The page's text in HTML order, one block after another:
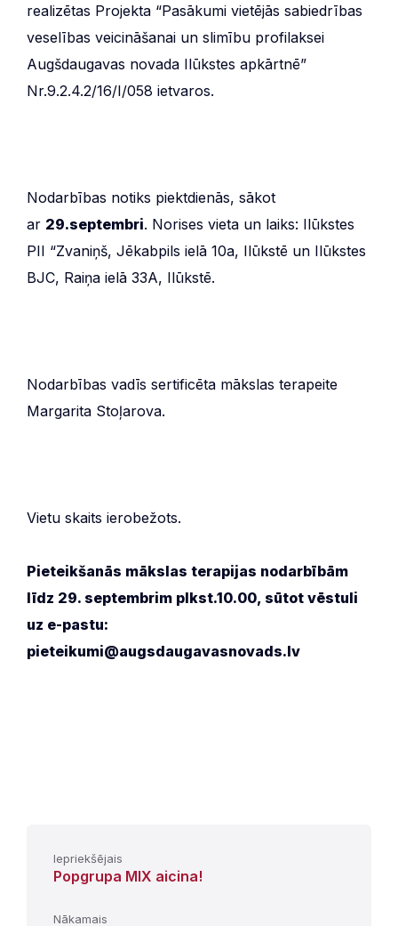
realizētas Projekta “Pasākumi vietējās sabiedrības
veselības veicināšanai un slimību profilaksei
Augšdaugavas novada Ilūkstes apkārtnē”
Nr.9.2.4.2/16/I/058 ietvaros.
Nodarbības notiks piektdienās, sākot
ar 29.septembri. Norises vieta un laiks: Ilūkstes
PII “Zvaniņš, Jēkabpils ielā 10a, Ilūkstē un Ilūkstes
BJC, Raiņa ielā 33A, Ilūkstē.
Nodarbības vadīs sertificēta mākslas terapeite
Margarita Stoļarova.
Vietu skaits ierobežots.
Pieteikšanās mākslas terapijas nodarbībām
līdz 29. septembrim plkst.10.00, sūtot vēstuli
uz e-pastu:
pieteikumi@augsdaugavasnovads.lv
Iepriekšējais
Popgrupa MIX aicina!
Nākamais